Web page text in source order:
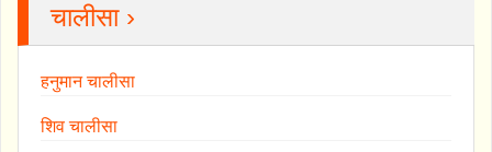
चालीसा ›
हनुमान चालीसा
शिव चालीसा